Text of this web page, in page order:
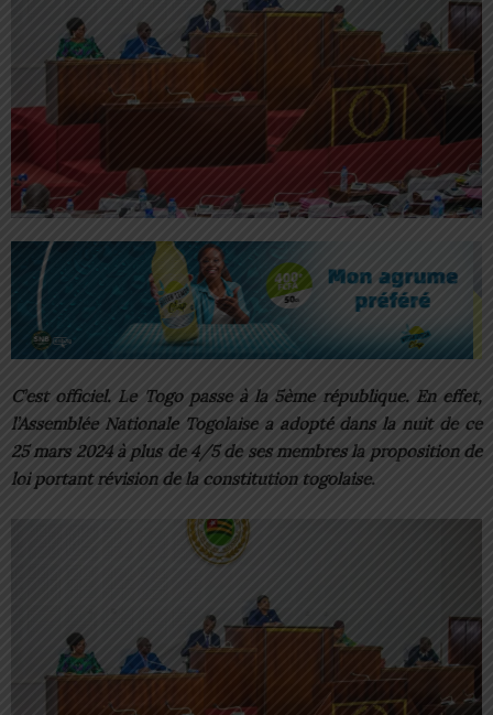
C’est officiel. Le Togo passe à la 5ème république. En effet,
l’Assemblée Nationale Togolaise a adopté dans la nuit de ce
25 mars 2024 à plus de 4/5 de ses membres la proposition de
loi portant révision de la constitution togolaise.